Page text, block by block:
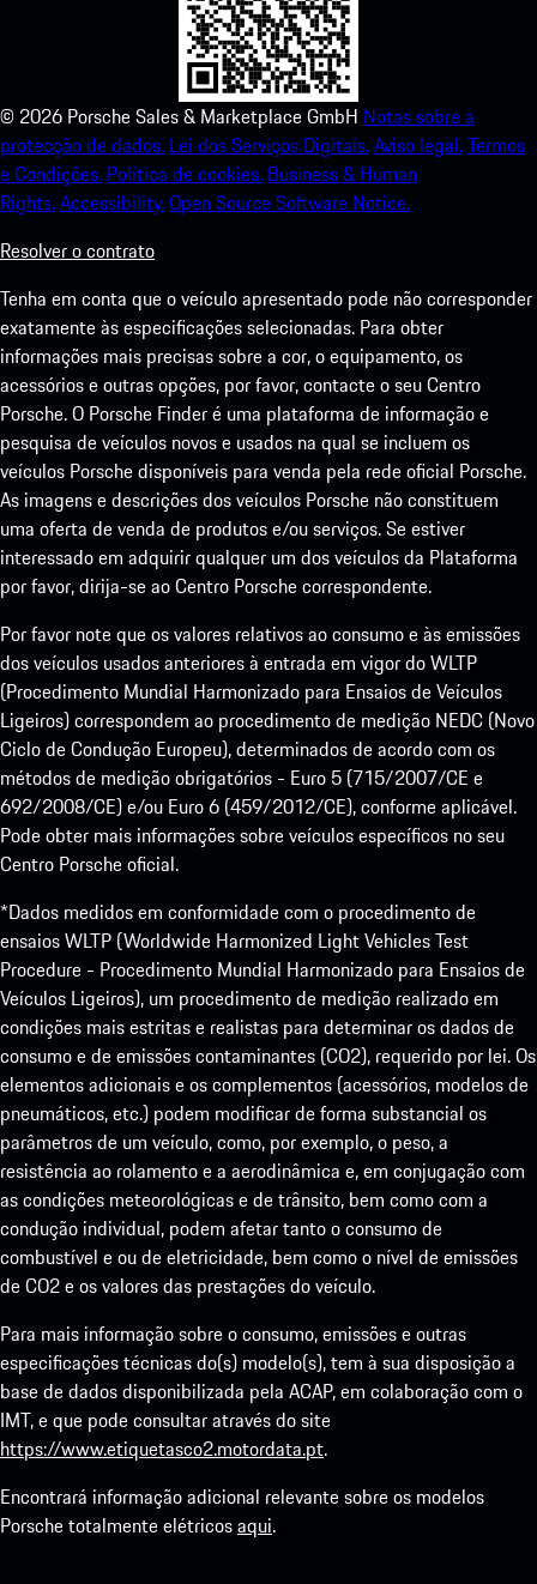
© 2026 Porsche Sales & Marketplace GmbH Notas sobre a
protecção de dados. Lei dos Serviços Digitais.Aviso legal.Termos
e Condições. Política de cookies. Business & Human
Rights.Accessibility.Open Source Software Notice.
Resolver o contrato
Tenha em conta que o veículo apresentado pode não corresponder
exatamente às especificações selecionadas. Para obter
informações mais precisas sobre a cor, o equipamento, os
acessórios e outras opções, por favor, contacte o seu Centro
Porsche. O Porsche Finder é uma plataforma de informação e
pesquisa de veículos novos e usados na qual se incluem os
veículos Porsche disponíveis para venda pela rede oficial Porsche.
As imagens e descrições dos veículos Porsche não constituem
uma oferta de venda de produtos e/ou serviços. Se estiver
interessado em adquirir qualquer um dos veículos da Plataforma
por favor, dirija-se ao Centro Porsche correspondente.
Por favor note que os valores relativos ao consumo e às emissões
dos veículos usados anteriores à entrada em vigor do WLTP
(Procedimento Mundial Harmonizado para Ensaios de Veículos
Ligeiros) correspondem ao procedimento de medição NEDC (Novo
Ciclo de Condução Europeu), determinados de acordo com os
métodos de medição obrigatórios - Euro 5 (715/2007/CE e
692/2008/CE) e/ou Euro 6 (459/2012/CE), conforme aplicável.
Pode obter mais informações sobre veículos específicos no seu
Centro Porsche oficial.
*Dados medidos em conformidade com o procedimento de
ensaios WLTP (Worldwide Harmonized Light Vehicles Test
Procedure - Procedimento Mundial Harmonizado para Ensaios de
Veículos Ligeiros), um procedimento de medição realizado em
condições mais estritas e realistas para determinar os dados de
consumo e de emissões contaminantes (CO2), requerido por lei. Os
elementos adicionais e os complementos (acessórios, modelos de
pneumáticos, etc.) podem modificar de forma substancial os
parâmetros de um veículo, como, por exemplo, o peso, a
resistência ao rolamento e a aerodinâmica e, em conjugação com
as condições meteorológicas e de trânsito, bem como com a
condução individual, podem afetar tanto o consumo de
combustível e ou de eletricidade, bem como o nível de emissões
de CO2 e os valores das prestações do veículo.
Para mais informação sobre o consumo, emissões e outras
especificações técnicas do(s) modelo(s), tem à sua disposição a
base de dados disponibilizada pela ACAP, em colaboração com o
IMT, e que pode consultar através do site
https://www.etiquetasco2.motordata.pt.
Encontrará informação adicional relevante sobre os modelos
Porsche totalmente elétricosaqui.